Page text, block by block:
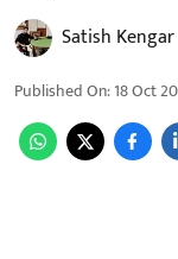
Satish Kengar
Published On:18 Oct